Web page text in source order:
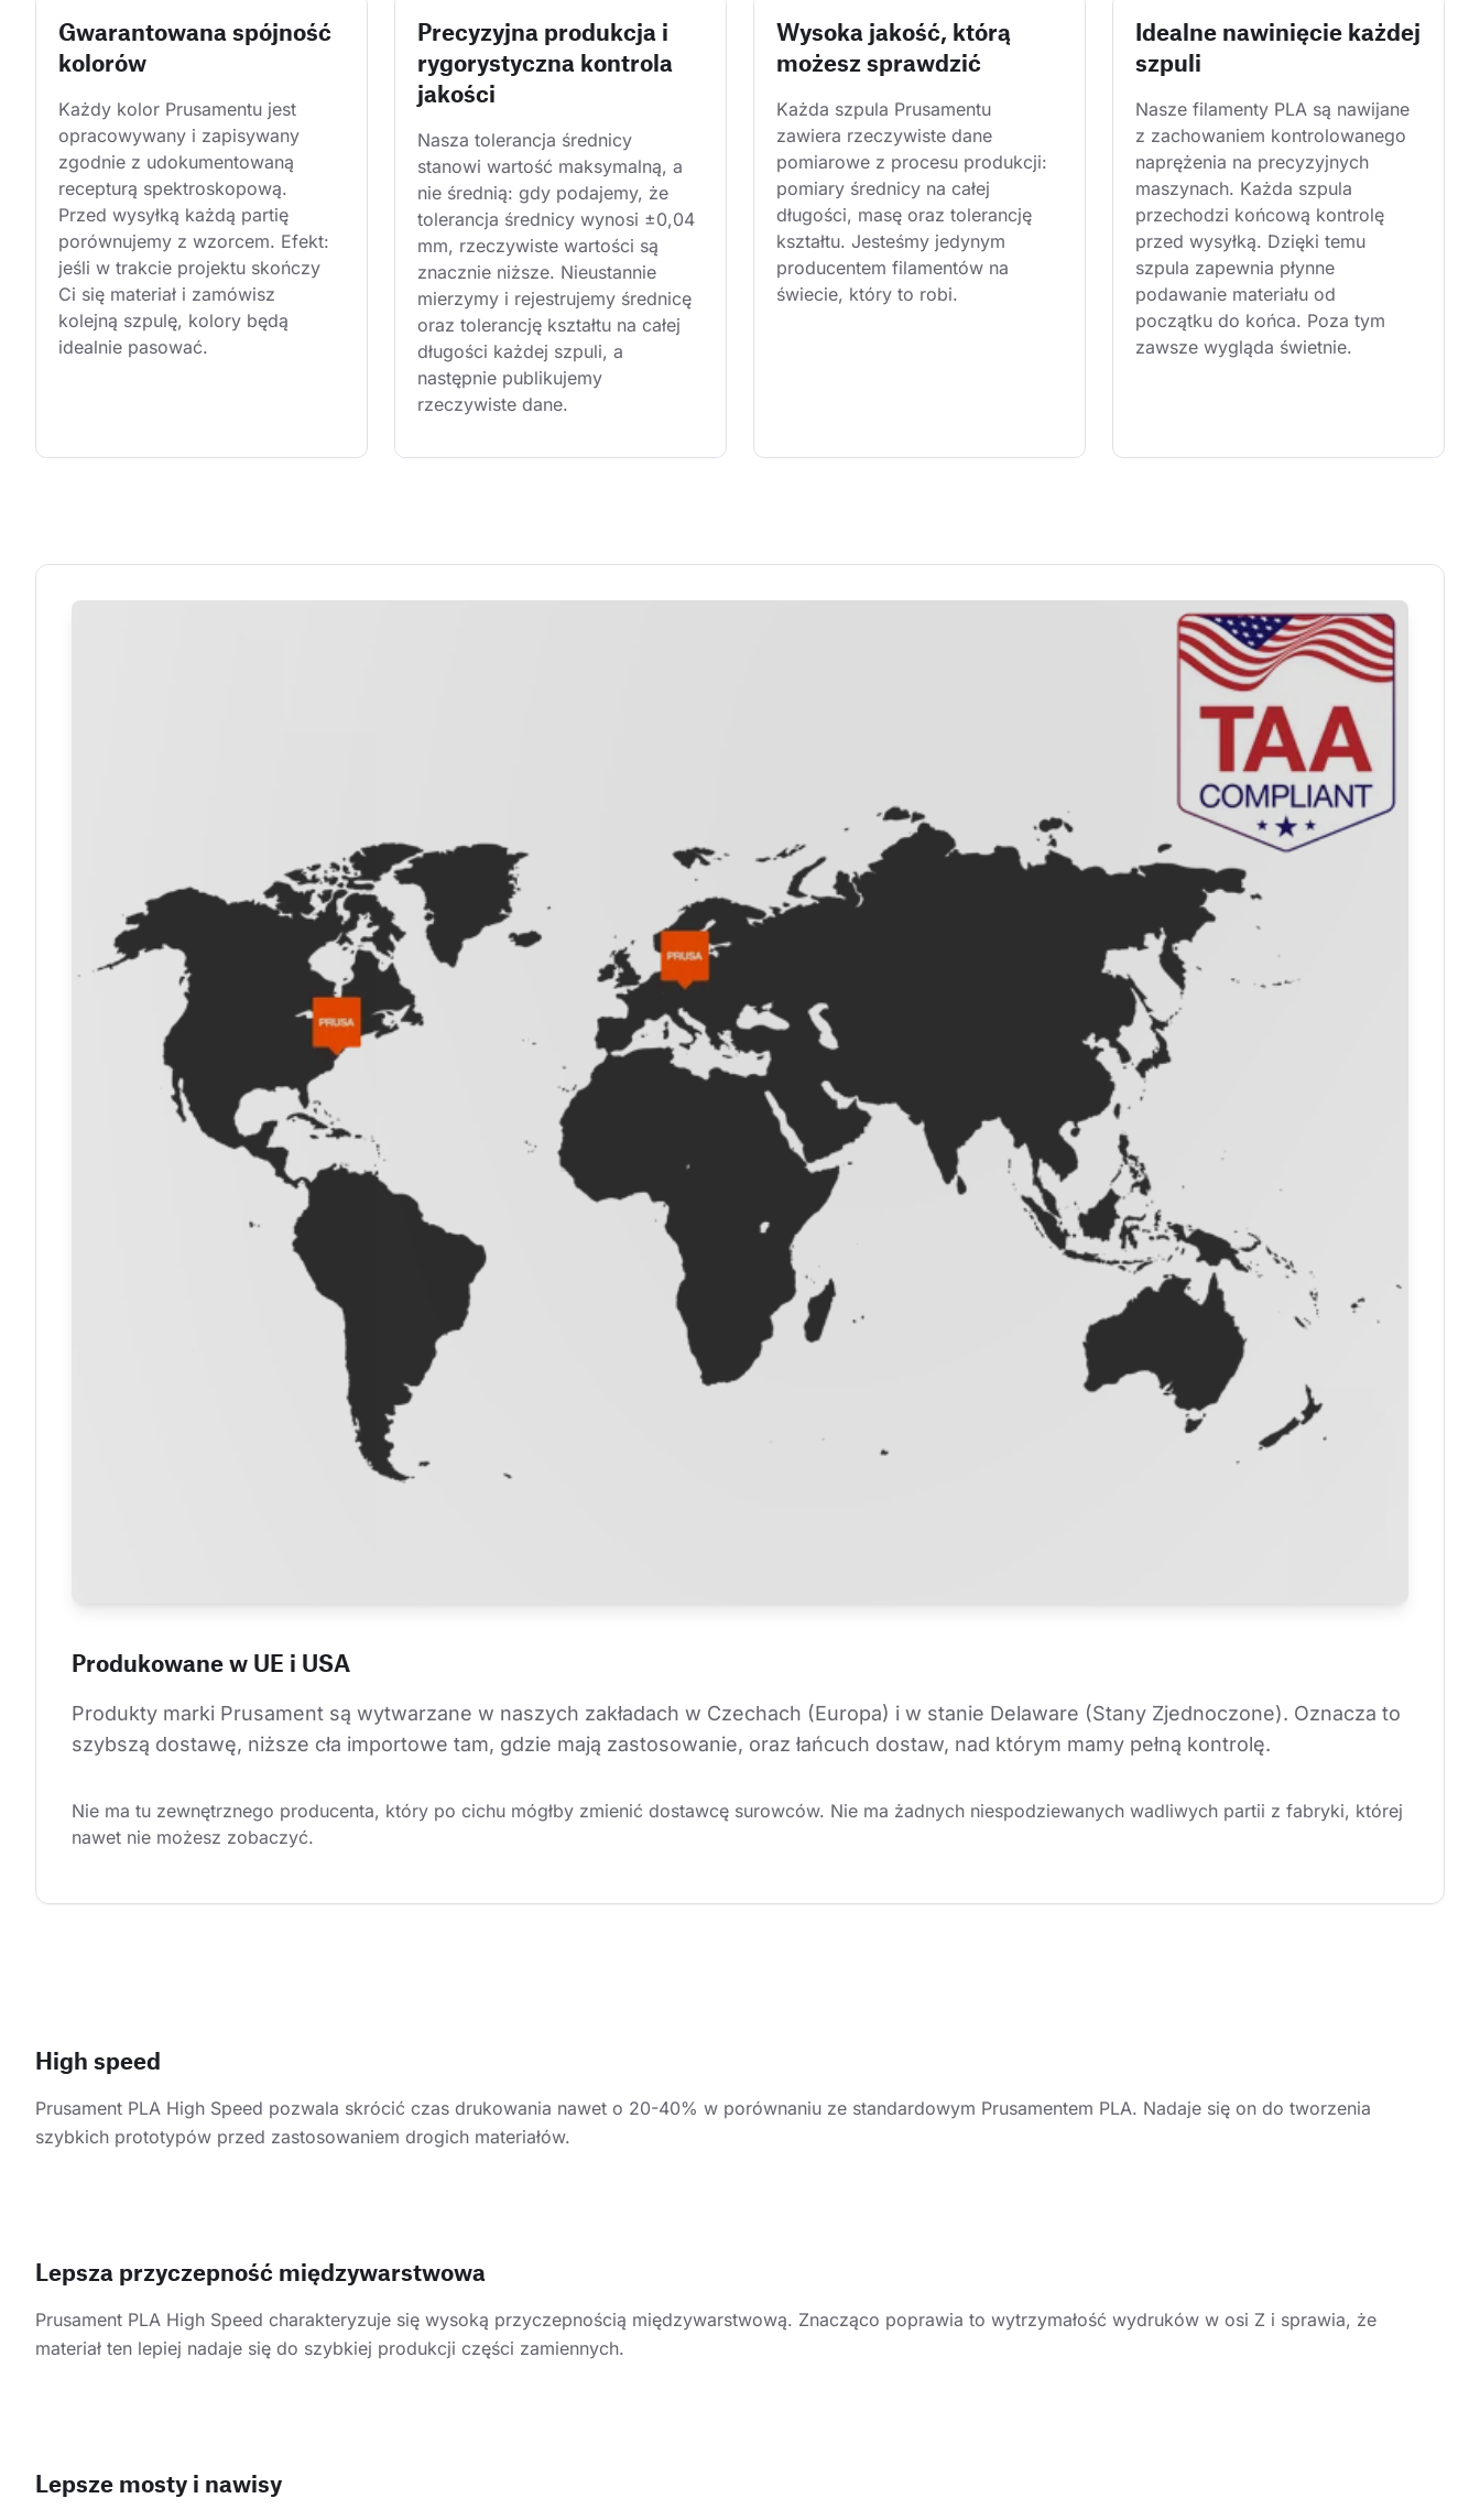
Gwarantowana spójność
kolorów
Każdy kolor Prusamentu jest
opracowywany i zapisywany
zgodnie z udokumentowaną
recepturą spektroskopową.
Przed wysyłką każdą partię
porównujemy z wzorcem. Efekt:
jeśli w trakcie projektu skończy
Ci się materiał i zamówisz
kolejną szpulę, kolory będą
idealnie pasować.
Precyzyjna produkcja i
rygorystyczna kontrola
jakości
Nasza tolerancja średnicy
stanowi wartość maksymalną, a
nie średnią: gdy podajemy, że
tolerancja średnicy wynosi ±0,04
mm, rzeczywiste wartości są
znacznie niższe. Nieustannie
mierzymy i rejestrujemy średnicę
oraz tolerancję kształtu na całej
długości każdej szpuli, a
następnie publikujemy
rzeczywiste dane.
Wysoka jakość, którą
możesz sprawdzić
Każda szpula Prusamentu
zawiera rzeczywiste dane
pomiarowe z procesu produkcji:
pomiary średnicy na całej
długości, masę oraz tolerancję
kształtu. Jesteśmy jedynym
producentem filamentów na
świecie, który to robi.
Idealne nawinięcie każdej
szpuli
Nasze filamenty PLA są nawijane
z zachowaniem kontrolowanego
naprężenia na precyzyjnych
maszynach. Każda szpula
przechodzi końcową kontrolę
przed wysyłką. Dzięki temu
szpula zapewnia płynne
podawanie materiału od
początku do końca. Poza tym
zawsze wygląda świetnie.
Produkowane w UE i USA
Produkty marki Prusament są wytwarzane w naszych zakładach w Czechach (Europa) i w stanie Delaware (Stany Zjednoczone). Oznacza to
szybszą dostawę, niższe cła importowe tam, gdzie mają zastosowanie, oraz łańcuch dostaw, nad którym mamy pełną kontrolę.
Nie ma tu zewnętrznego producenta, który po cichu mógłby zmienić dostawcę surowców. Nie ma żadnych niespodziewanych wadliwych partii z fabryki, której
nawet nie możesz zobaczyć.
High speed
Prusament PLA High Speed pozwala skrócić czas drukowania nawet o 20-40% w porównaniu ze standardowym Prusamentem PLA. Nadaje się on do tworzenia
szybkich prototypów przed zastosowaniem drogich materiałów.
Lepsza przyczepność międzywarstwowa
Prusament PLA High Speed charakteryzuje się wysoką przyczepnością międzywarstwową. Znacząco poprawia to wytrzymałość wydruków w osi Z i sprawia, że
materiał ten lepiej nadaje się do szybkiej produkcji części zamiennych.
Lepsze mosty i nawisy